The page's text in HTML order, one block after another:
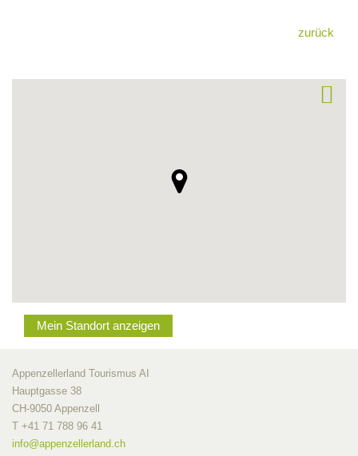
zurück
Mein Standort anzeigen
Appenzellerland Tourismus AI
Hauptgasse 38
CH-9050 Appenzell
T +41 71 788 96 41
info@appenzellerland.ch